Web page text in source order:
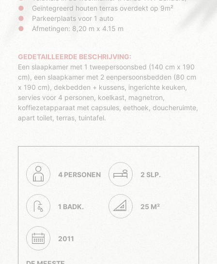
Geïntegreerd houten terras overdekt op 9m²
Parkeerplaats voor 1 auto
Afmetingen: 8,20 m x 4.15 m
GEDETAILLEERDE BESCHRIJVING:
Een slaapkamer met 1 tweepersoonsbed (140 cm x 190
cm), een slaapkamer met 2 eenpersoonsbedden (80 cm
x 190 cm), dekbedden + kussens, ingerichte keuken,
servies voor 4 personen, koelkast, magnetron,
koffiezetapparaat met capsules, eethoek, doucheruimte,
apart toilet, terras, tuintafel.
4 PERSONEN 2 SLP.
1 BADK. 25 M²
2011